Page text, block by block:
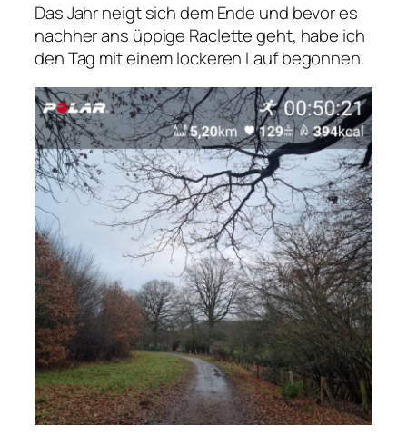
Das Jahr neigt sich dem Ende und bevor es
nachher ans üppige Raclette geht, habe ich
den Tag mit einem lockeren Lauf begonnen.